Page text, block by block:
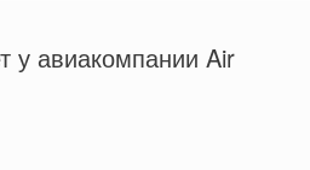
у авиакомпании Air